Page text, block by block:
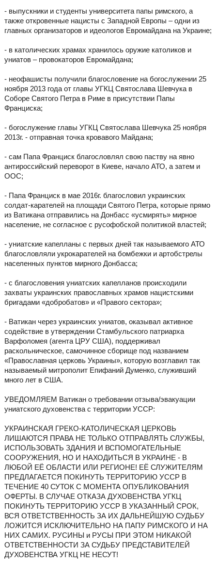
- выпускники и студенты университета папы римского, а
также откровенные нацисты с Западной Европы – одни из
главных организаторов и идеологов Евромайдана на Украине;
- в католических храмах хранилось оружие католиков и
униатов – провокаторов Евромайдана;
- неофашисты получили благословение на богослужении 25
ноября 2013 года от главы УГКЦ Святослава Шевчука в
Соборе Святого Петра в Риме в присутствии Папы
Франциска;
- богослужение главы УГКЦ Святослава Шевчука 25 ноября
2013г. - отправная точка кровавого Майдана;
- сам Папа Франциск благословлял свою паству на явно
антироссийский переворот в Киеве, начало АТО, а затем и
ООС;
- Папа Франциск в мае 2016г. благословил украинских
солдат-карателей на площади Святого Петра, которые прямо
из Ватикана отправились на Донбасс «усмирять» мирное
население, не согласное с русофобской политикой властей;
- униатские капелланы с первых дней так называемого АТО
благословляли укрокарателей на бомбежки и артобстрелы
населенных пунктов мирного Донбасса;
- с благословения униатских капелланов происходили
захваты украинских православных храмов нацистскими
бригадами «добробатов» и «Правого сектора»;
- Ватикан через украинских униатов, оказывал активное
содействие в утверждении Стамбульского патриарха
Варфоломея (агента ЦРУ США), поддерживал
раскольническое, самочинное сборище под названием
«Православная церковь Украины», которую возглавил так
называемый митрополит Епифаний Думенко, служивший
много лет в США.
УВЕДОМЛЯЕМ Ватикан о требовании отзыва/эвакуации
униатского духовенства с территории УССР:
УКРАИНСКАЯ ГРЕКО-КАТОЛИЧЕСКАЯ ЦЕРКОВЬ
ЛИШАЮТСЯ ПРАВА НЕ ТОЛЬКО ОТПРАВЛЯТЬ СЛУЖБЫ,
ИСПОЛЬЗОВАТЬ ЗДАНИЯ И ВСПОМОГАТЕЛЬНЫЕ
СООРУЖЕНИЯ, НО И НАХОДИТЬСЯ В УКРАИНЕ - В
ЛЮБОЙ ЕЁ ОБЛАСТИ ИЛИ РЕГИОНЕ! ЕЁ СЛУЖИТЕЛЯМ
ПРЕДЛАГАЕТСЯ ПОКИНУТЬ ТЕРРИТОРИЮ УССР В
ТЕЧЕНИЕ 40 СУТОК С МОМЕНТА ОПУБЛИКОВАНИЯ
ОФЕРТЫ. В СЛУЧАЕ ОТКАЗА ДУХОВЕНСТВА УГКЦ
ПОКИНУТЬ ТЕРРИТОРИЮ УССР В УКАЗАННЫЙ СРОК,
ВСЯ ОТВЕТСТВЕННОСТЬ ЗА ИХ ДАЛЬНЕЙШУЮ СУДЬБУ
ЛОЖИТСЯ ИСКЛЮЧИТЕЛЬНО НА ПАПУ РИМСКОГО И НА
НИХ САМИХ. РУСИНЫ и РУСЫ ПРИ ЭТОМ НИКАКОЙ
ОТВЕТСТВЕННОСТИ ЗА СУДЬБУ ПРЕДСТАВИТЕЛЕЙ
ДУХОВЕНСТВА УГКЦ НЕ НЕСУТ!